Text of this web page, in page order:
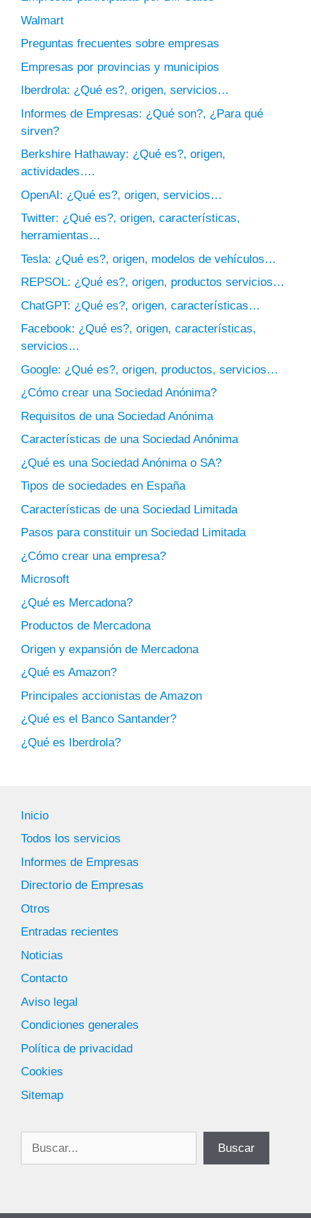
Walmart
Preguntas frecuentes sobre empresas
Empresas por provincias y municipios
Iberdrola: ¿Qué es?, origen, servicios…
Informes de Empresas: ¿Qué son?, ¿Para qué
sirven?
Berkshire Hathaway: ¿Qué es?, origen,
actividades….
OpenAI: ¿Qué es?, origen, servicios…
Twitter: ¿Qué es?, origen, características,
herramientas…
Tesla: ¿Qué es?, origen, modelos de vehículos…
REPSOL: ¿Qué es?, origen, productos servicios…
ChatGPT: ¿Qué es?, origen, características…
Facebook: ¿Qué es?, origen, características,
servicios…
Google: ¿Qué es?, origen, productos, servicios…
¿Cómo crear una Sociedad Anónima?
Requisitos de una Sociedad Anónima
Características de una Sociedad Anónima
¿Qué es una Sociedad Anónima o SA?
Tipos de sociedades en España
Características de una Sociedad Limitada
Pasos para constituir un Sociedad Limitada
¿Cómo crear una empresa?
Microsoft
¿Qué es Mercadona?
Productos de Mercadona
Origen y expansión de Mercadona
¿Qué es Amazon?
Principales accionistas de Amazon
¿Qué es el Banco Santander?
¿Qué es Iberdrola?
Inicio
Todos los servicios
Informes de Empresas
Directorio de Empresas
Otros
Entradas recientes
Noticias
Contacto
Aviso legal
Condiciones generales
Política de privacidad
Cookies
Sitemap
Buscar